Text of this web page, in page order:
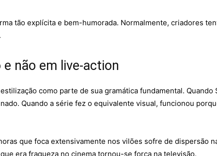
tão explícita e bem-humorada. Normalmente, criadores
não em live-action
como parte de sua gramática fundamental.
Quando a série fez o equivalente visual, funcionou
que foca extensivamente nos vilões sofre de dispersão
era fraqueza no cinema tornou-se força na televisão.